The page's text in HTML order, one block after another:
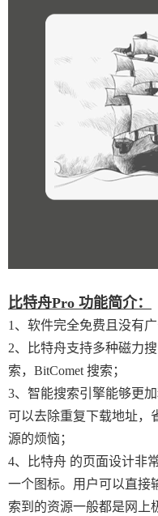
比特舟Pro 功能简介：
1、软件完全免费且没有
2、比特舟支持多种磁力
索，BitComet 搜索；
3、智能搜索引擎能够更
可以去除重复下载地址，
源的烦恼；
4、比特舟 的页面设计非
一个图标。用户可以直接
索到的资源一般都是网上